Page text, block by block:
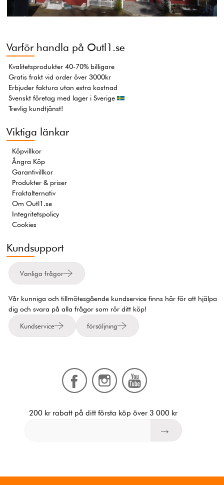
Varför handla på Outl1.se
Kvalitetsprodukter 40-70% billigare
Gratis frakt vid order över 3000kr
Erbjuder faktura utan extra kostnad
Svenskt företag med lager i Sverige
Trevlig kundtjänst!
Viktiga länkar
Köpvillkor
Ångra Köp
Garantivillkor
Produkter & priser
Fraktalternativ
Om Outl1.se
Integritetspolicy
Cookies
Kundsupport
Vanliga frågor
Vår kunniga och tillmötesgående kundservice finns här för att hjälpa
dig och svara på alla frågor som rör ditt köp!
Kundservice försäljning
200 kr rabatt på ditt första köp över 3 000 kr